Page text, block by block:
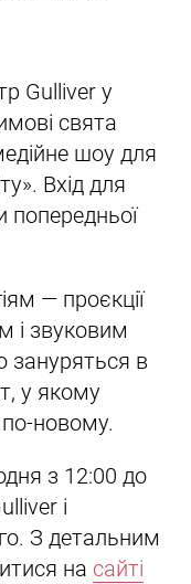
Gulliver у
свята
шоу для
Вхід для
попередньої
— проєкції
і звуковим
зануряться в
у якому
по-новому.
з 12:00 до
і
З детальним
на сайті